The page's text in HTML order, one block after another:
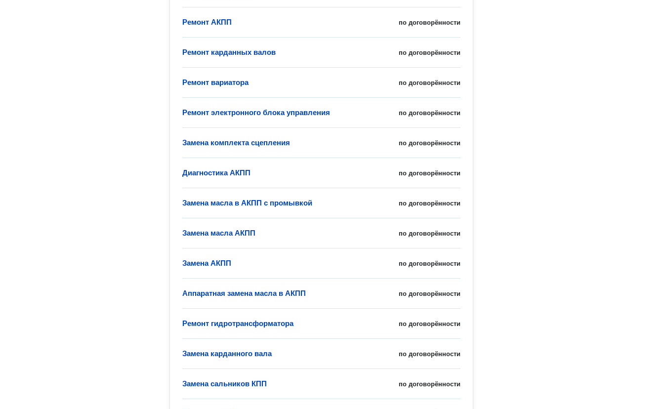
по договорённости
Ремонт АКПП
по договорённости
Ремонт карданных валов
по договорённости
Ремонт вариатора
по договорённости
Ремонт электронного блока управления
по договорённости
Замена комплекта сцепления
по договорённости
Диагностика АКПП
по договорённости
Замена масла в АКПП с промывкой
по договорённости
Замена масла АКПП
по договорённости
Замена АКПП
по договорённости
Аппаратная замена масла в АКПП
по договорённости
Ремонт гидротрансформатора
по договорённости
Замена карданного вала
по договорённости
Замена сальников КПП